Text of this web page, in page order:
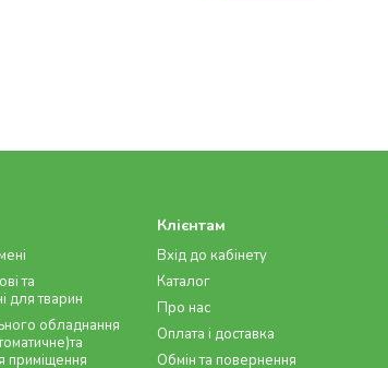
та
для тварин
обладнання
приміщення
Клієнтам
Вхід до кабінету
Каталог
Про нас
Оплата і доставка
Обмін та повернення